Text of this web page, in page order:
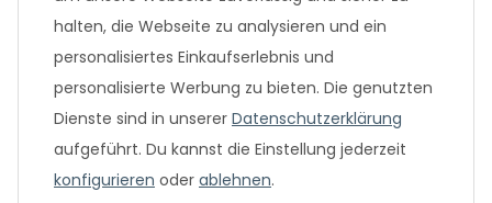
Beliebte Angebote
halten, die Webseite zu analysieren und ein
personalisiertes Einkaufserlebnis und
personalisierte Werbung zu bieten. Die genutzten
Dienste sind in unserer Datenschutzerklärung
aufgeführt. Du kannst die Einstellung jederzeit
konfigurieren oder ablehnen.